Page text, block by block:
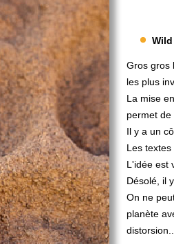
Wild
Gros gros
les plus
La mise
permet de
Il y a un
Les
L'idée est
Désolé, il
On ne
planète
distorsion...